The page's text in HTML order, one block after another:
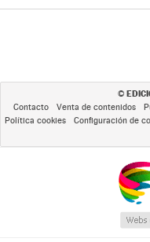
©
Contacto Venta de contenidos
Política cookies
Configuración de